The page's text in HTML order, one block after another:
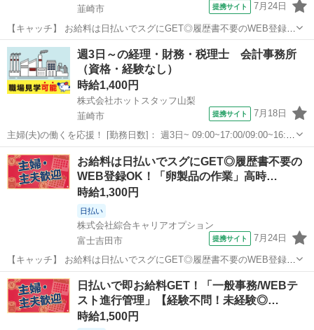
韮崎市
提携サイト 7月24日
【キャッチ】 お給料は日払いでスグにGET◎履歴書不要のWEB登録
OK！「データ入力・メール対応」高時給1280円！山梨県韮崎市周辺！
20代～40代のスタッフが多数活躍中★ 【コメント】 弊社なら事前の
職場見学が多数！お仕...
山梨 韮崎市 一般事務
週3日～の経理・財務・税理士 会計事務所
（資格・経験なし）
時給1,400円
株式会社ホットスタッフ山梨
韮崎市
提携サイト 7月18日
主婦(夫)の働くを応援！ [勤務日数]： 週3日~ 09:00~17:00/09:00~16:00
[勤務地・最寄駅]： 山梨県韮崎市清哲町折居 株式会社ホットスタッフ
山梨 穴山駅自動車10分 [職種名]：経理・財務...
山梨 韮崎市 一般事務
お給料は日払いでスグにGET◎履歴書不要の
WEB登録OK！「卵製品の作業」高時…
時給1,300円
日払い
株式会社綜合キャリアオプション
富士吉田市
提携サイト 7月24日
【キャッチ】 お給料は日払いでスグにGET◎履歴書不要のWEB登録
OK！「卵製品の作業」高時給1300円！寿周辺！20代～40代のスタッ
フが多数活躍中★ 【コメント】 ＼大手人材派遣会社で働きませんか♪
／ 「新しい職場は...
山梨 富士吉田市 一般事務
日払いで即お給料GET！「一般事務/WEBテ
スト進行管理」【経験不問！未経験◎…
時給1,500円